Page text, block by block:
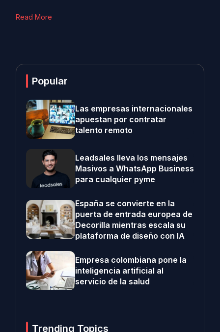
Read More
Popular
Las empresas internacionales
apuestan por contratar
talento remoto
Leadsales lleva los mensajes
Masivos a WhatsApp Business
para cualquier pyme
España se convierte en la
puerta de entrada europea de
Decorilla mientras escala su
plataforma de diseño con IA
Empresa colombiana pone la
inteligencia artificial al
servicio de la salud
Trending Topics